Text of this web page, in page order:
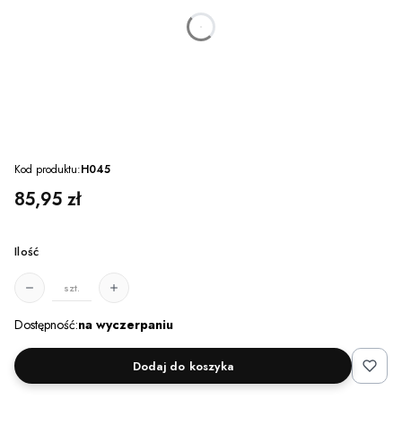
godzin
Kod produktu:H045
Cena
85,95 zł
Ilość
szt.
Dostępność:na wyczerpaniu
Dodaj do koszyka